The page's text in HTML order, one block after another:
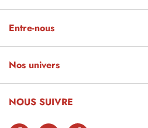
Entre-nous
Nos univers
NOUS SUIVRE